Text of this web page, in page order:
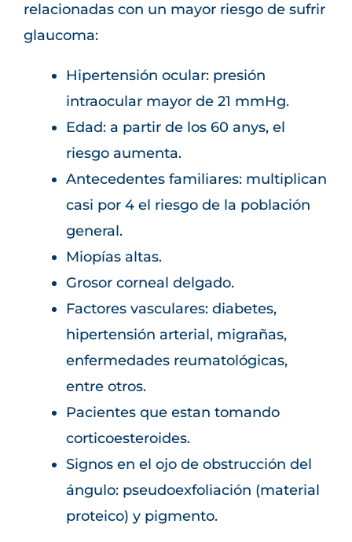
relacionadas con un mayor riesgo de sufrir
glaucoma:
Hipertensión ocular: presión
intraocular mayor de 21 mmHg.
Edad: a partir de los 60 anys, el
riesgo aumenta.
Antecedentes familiares: multiplican
casi por 4 el riesgo de la población
general.
Miopías altas.
Grosor corneal delgado.
Factores vasculares: diabetes,
hipertensión arterial, migrañas,
enfermedades reumatológicas,
entre otros.
Pacientes que estan tomando
corticoesteroides.
Signos en el ojo de obstrucción del
ángulo: pseudoexfoliación (material
proteico) y pigmento.